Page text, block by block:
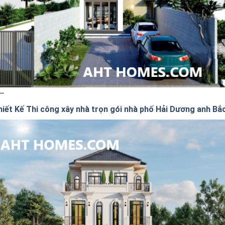
Kế Thi công xây nhà trọn gói nhà phố Hải Dương anh